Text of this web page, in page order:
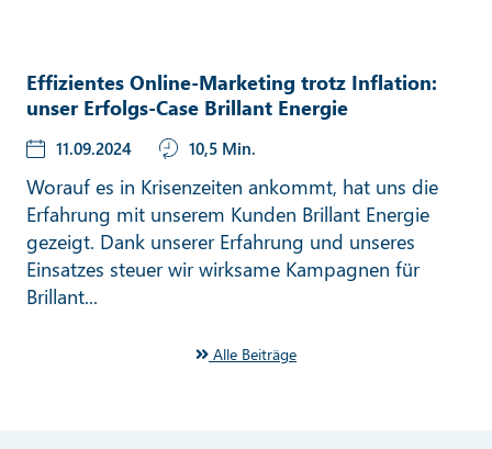
Effizientes Online-Marketing trotz Inflation:
unser Erfolgs-Case Brillant Energie
11.09.2024 10,5 Min.
Worauf es in Krisenzeiten ankommt, hat uns die
Erfahrung mit unserem Kunden Brillant Energie
gezeigt. Dank unserer Erfahrung und unseres
Einsatzes steuer wir wirksame Kampagnen für
Brillant...
Alle Beiträge